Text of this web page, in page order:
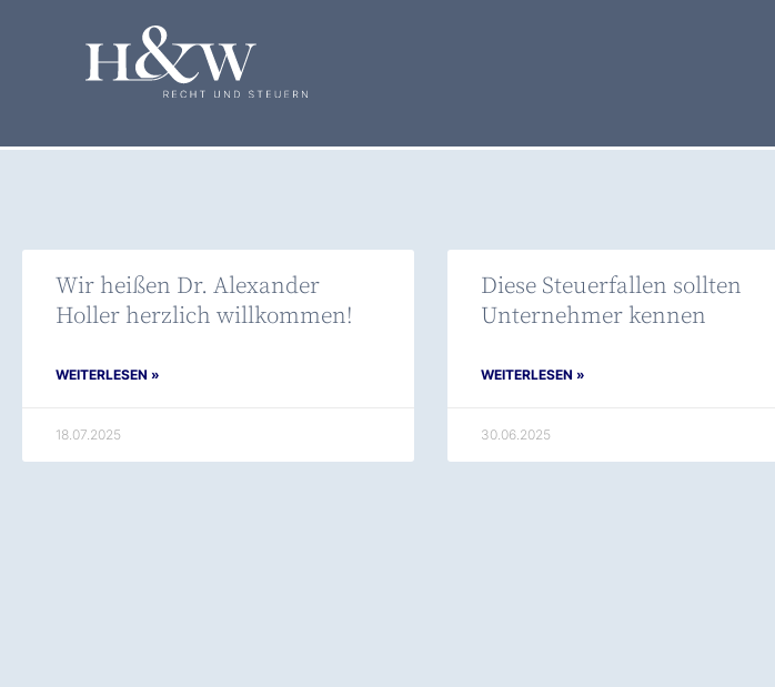
Wir heißen Dr. Alexander
Holler herzlich willkommen!
WEITERLESEN »
18.07.2025
Diese Steuerfallen sollten
Unternehmer kennen
WEITERLESEN »
30.06.2025